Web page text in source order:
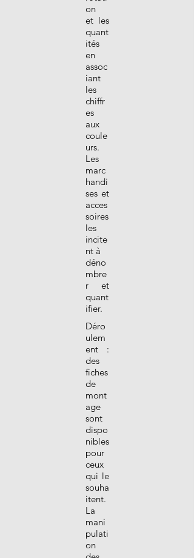
on
et les
quant
ités
en
assoc
iant
les
chiffr
es
aux
coule
urs.
Les
marc
handi
ses et
acces
soires
les
incite
nt à
déno
mbre
r et
quant
ifier.
Déro
ulem
ent :
des
fiches
de
mont
age
sont
dispo
nibles
pour
ceux
qui le
souha
itent.
La
mani
pulati
on